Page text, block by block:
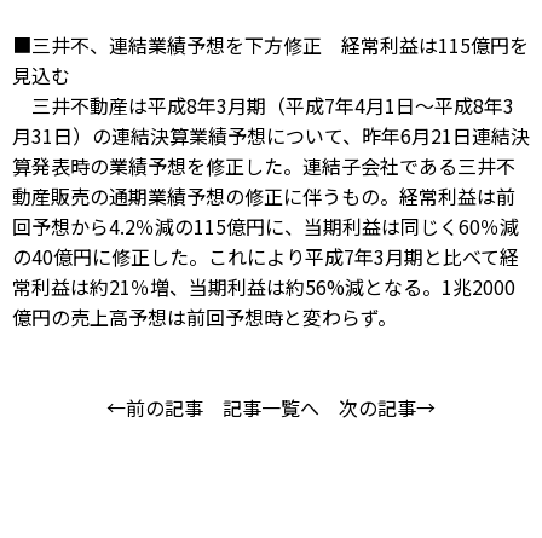
■三井不、連結業績予想を下方修正 経常利益は115億円を
見込む
三井不動産は平成8年3月期（平成7年4月1日～平成8年3
月31日）の連結決算業績予想について、昨年6月21日連結決
算発表時の業績予想を修正した。連結子会社である三井不
動産販売の通期業績予想の修正に伴うもの。経常利益は前
回予想から4.2％減の115億円に、当期利益は同じく60％減
の40億円に修正した。これにより平成7年3月期と比べて経
常利益は約21％増、当期利益は約56%減となる。1兆2000
億円の売上高予想は前回予想時と変わらず。
←前の記事 記事一覧へ 次の記事→